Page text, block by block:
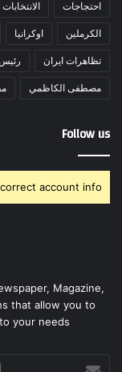
احتجاجات الانتخابات
الكرملين اوكرانيا
تظاهرات ايران
مصطفى الكاظمي
Follow us
account info.
Magazine,
that allow you to
your needs.